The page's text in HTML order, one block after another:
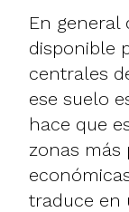
En general
disponible
centrales
ese suelo
hace que
zonas más
traduce en